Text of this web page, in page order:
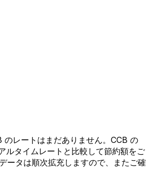
のレートはまだありません。CCB の
ルタイムレートと比較して節約額をご
ータは順次拡充しますので、またご確